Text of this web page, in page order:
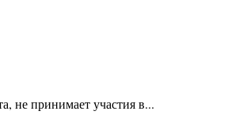
не принимает участия в...